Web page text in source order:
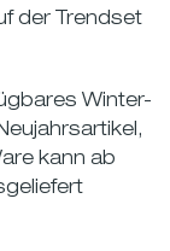
der Trendset
Winter-
kann ab